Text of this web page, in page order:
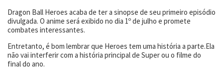
Dragon Ball Heroes acaba de ter a sinopse de seu primeiro episódio
divulgada. O anime será exibido no dia 1º de julho e promete
combates interessantes.
Entretanto, é bom lembrar que Heroes tem uma história a parte.Ela
não vai interferir com a história principal de Super ou o filme do
final do ano.